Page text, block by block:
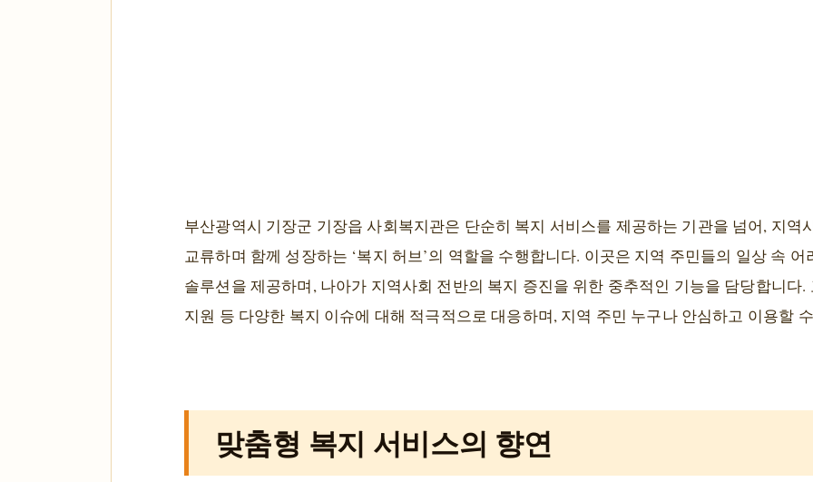
부산광역시 기장군 기장읍 사회복지관은 단순히 복지 서비스를 제공하는 기관을 넘어, 지역
교류하며 함께 성장하는 ‘복지 허브’의 역할을 수행합니다. 이곳은 지역 주민들의 일상 속
솔루션을 제공하며, 나아가 지역사회 전반의 복지 증진을 위한 중추적인 기능을 담당합니다
지원 등 다양한 복지 이슈에 대해 적극적으로 대응하며, 지역 주민 누구나 안심하고 이용할
맞춤형 복지 서비스의 향연